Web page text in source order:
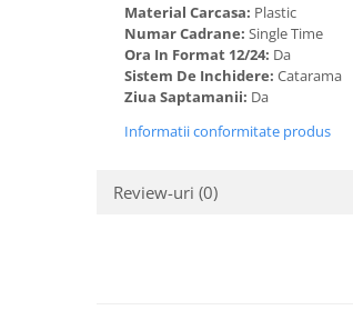
Cadouri pentru sportivi
Cadouri Pensionare
Cadouri Colegi, sefi sau angajati
Cadouri pentru Doctori
Cadouri pentru Sfânta Maria
Material Carcasa: Plastic
Numar Cadrane: Single Time
Ora In Format 12/24: Da
Sistem De Inchidere: Catarama
Ziua Saptamanii: Da
Informatii conformitate produs
Review-uri (0)